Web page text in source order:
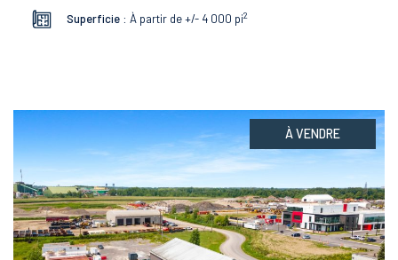
Superficie : À partir de +/- 4 000 pi2
À VENDRE